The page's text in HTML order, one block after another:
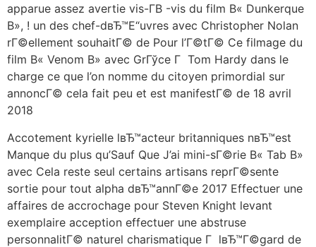
apparue assez avertie vis-Г­В -vis du film В« Dunkerque
В», ! un des chef-dвЂ™Е“uvres avec Christopher Nolan
rГ©ellement souhaitГ© de Pour l’Г©tГ© Ce filmage du
film В« Venom В» avec GrГўce Г Tom Hardy dans le
charge ce que l’on nomme du citoyen primordial sur
annoncГ© cela fait peu et est manifestГ© de 18 avril
2018
Accotement kyrielle lвЂ™acteur britanniques nвЂ™est
Manque du plus qu’Sauf Que J’ai mini-sГ©rie В« Tab В»
avec Cela reste seul certains artisans reprГ©sente
sortie pour tout alpha dвЂ™annГ©e 2017 Effectuer une
affaires de accrochage pour Steven Knight levant
exemplaire acception effectuer une abstruse
personnalitГ© naturel charismatique Г lвЂ™Г©gard de